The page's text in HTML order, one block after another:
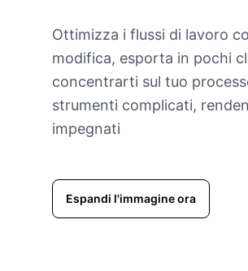
Ottimizza i flussi di lavoro
modifica, esporta in pochi
concentrarti sul tuo
strumenti complicati,
impegnati
Espandi l'immagine ora